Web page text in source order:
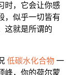
时，它会让你感
，似乎一切皆有
这就是所谓的
低碳水化合物 一
峰，你的荷尔蒙